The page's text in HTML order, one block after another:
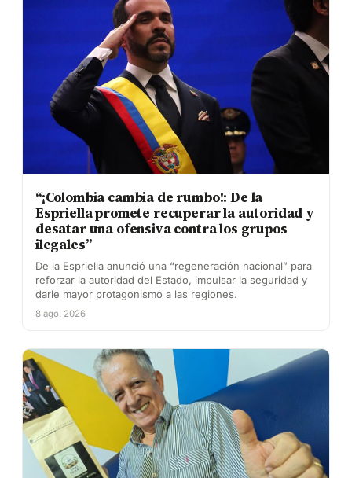
“¡Colombia cambia de rumbo!: De la
Espriella promete recuperar la autoridad y
desatar una ofensiva contra los grupos
ilegales”
De la Espriella anunció una “regeneración nacional” para
reforzar la autoridad del Estado, impulsar la seguridad y
darle mayor protagonismo a las regiones.
8 ago. 2026